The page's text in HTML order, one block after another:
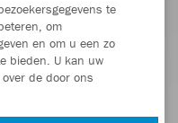
te
om
en om u een zo
bieden. U kan uw
de door ons